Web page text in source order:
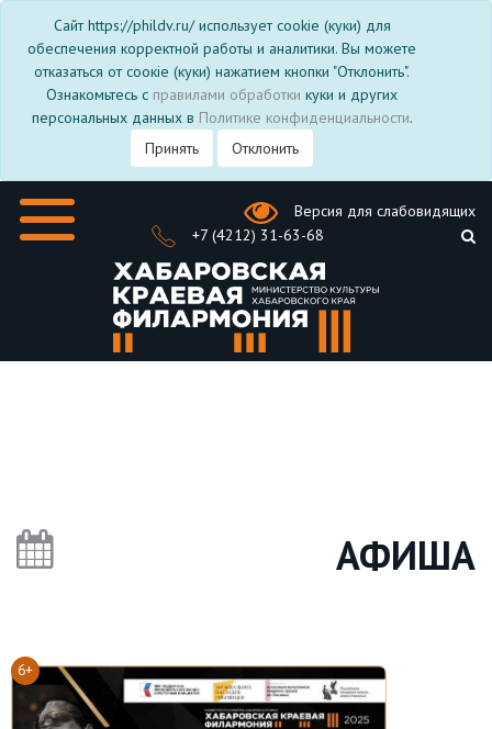
Сайт https://phildv.ru/ использует cookie (куки) для
обеспечения корректной работы и аналитики. Вы можете
отказаться от соокіе (куки) нажатием кнопки "Отклонить".
Ознакомьтесь с правилами обработки куки и других
персональных данных в Политике конфиденциальности.
Принять
Отклонить
Версия для слабовидящих
+7 (4212) 31-63-68
АФИША
6+